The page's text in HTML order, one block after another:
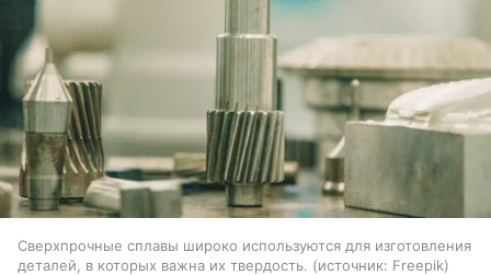
Сверхпрочные сплавы широко используются для изготовления
деталей, в которых важна их твердость.
источник: Freepik